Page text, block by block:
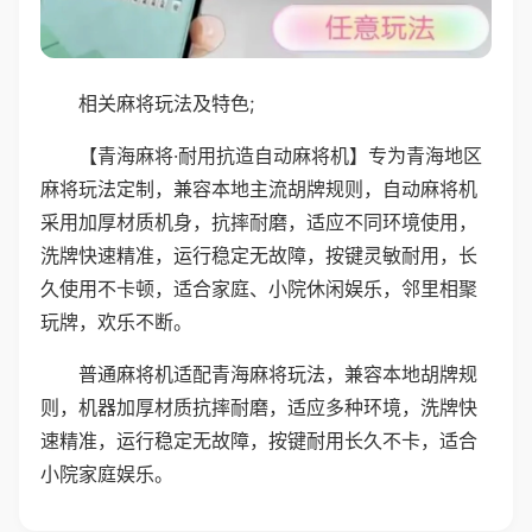
相关麻将玩法及特色;
【青海麻将·耐用抗造自动麻将机】专为青海地区
麻将玩法定制，兼容本地主流胡牌规则，自动麻将机
采用加厚材质机身，抗摔耐磨，适应不同环境使用，
洗牌快速精准，运行稳定无故障，按键灵敏耐用，长
久使用不卡顿，适合家庭、小院休闲娱乐，邻里相聚
玩牌，欢乐不断。
普通麻将机适配青海麻将玩法，兼容本地胡牌规
则，机器加厚材质抗摔耐磨，适应多种环境，洗牌快
速精准，运行稳定无故障，按键耐用长久不卡，适合
小院家庭娱乐。